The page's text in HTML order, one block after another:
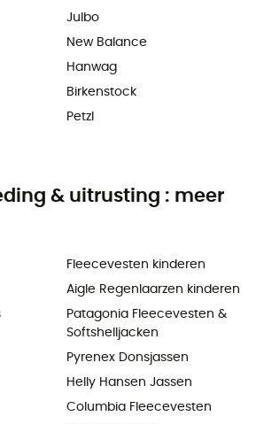
Julbo
New Balance
Hanwag
Birkenstock
Petzl
& uitrusting : meer
Fleecevesten kinderen
Aigle Regenlaarzen kinderen
Patagonia Fleecevesten &
Softshelljacken
Pyrenex Donsjassen
Helly Hansen Jassen
Columbia Fleecevesten